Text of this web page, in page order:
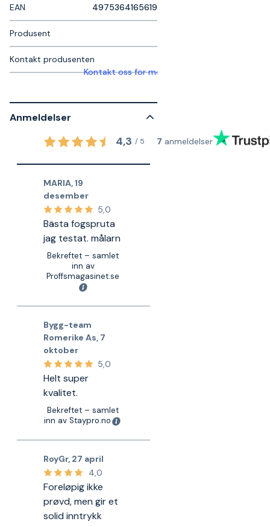
EAN 4975364165619
Produsent
Kontakt produsenten
Kontakt oss for mer informasjon
Anmeldelser
4,3 / 5 7 anmeldelser
MARIA,19
desember
5,0
Bästa fogspruta
jag testat. målarn
Bekreftet – samlet
inn av
Proffsmagasinet.se
Bygg-team
Romerike As, 7
oktober
5,0
Helt super
kvalitet.
Bekreftet – samlet
inn av Staypro.no
RoyGr, 27 april
4,0
Foreløpig ikke
prøvd, men gir et
solid inntrykk